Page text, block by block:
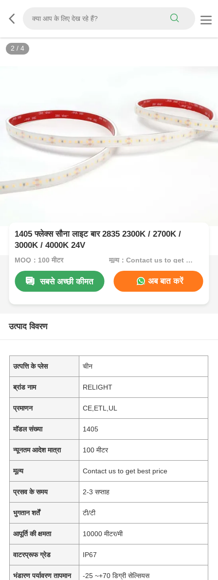
2 / 4
1405 फ्लेक्स सौना लाइट बार 2835 2300K / 2700K /
3000K / 4000K 24V
MOQ：100 मीटर मूल्य：Contact us to get best price
सबसे अच्छी कीमत अब बात करें
उत्पाद विवरण
उत्पत्ति के प्लेस चीन
ब्रांड नाम RELIGHT
प्रमाणन CE,ETL,UL
मॉडल संख्या 1405
न्यूनतम आदेश मात्रा 100 मीटर
मूल्य Contact us to get best price
प्रसव के समय 2-3 सप्ताह
भुगतान शर्तें टी/टी
आपूर्ति की क्षमता 10000 मीटर/मी
वाटरप्रूफ ग्रेड IP67
भंडारण पर्यावरण तापमान -25 ~+70 डिग्री सेल्सियस